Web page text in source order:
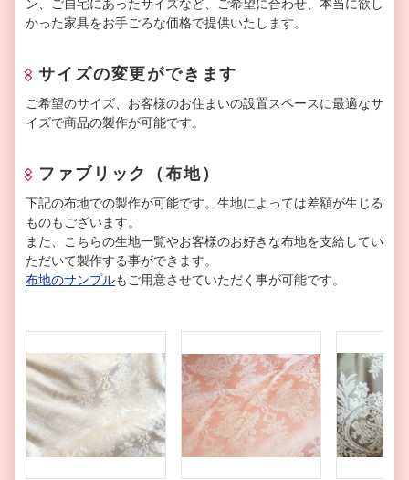
ン、ご自宅にあったサイズなど、ご希望に合わせ、本当に欲し
かった家具をお手ごろな価格で提供いたします。
サイズの変更ができます
ご希望のサイズ、お客様のお住まいの設置スペースに最適なサ
イズで商品の製作が可能です。
ファブリック（布地）
下記の布地での製作が可能です。生地によっては差額が生じる
ものもございます。
また、こちらの生地一覧やお客様のお好きな布地を支給してい
ただいて製作する事ができます。
布地のサンプルもご用意させていただく事が可能です。